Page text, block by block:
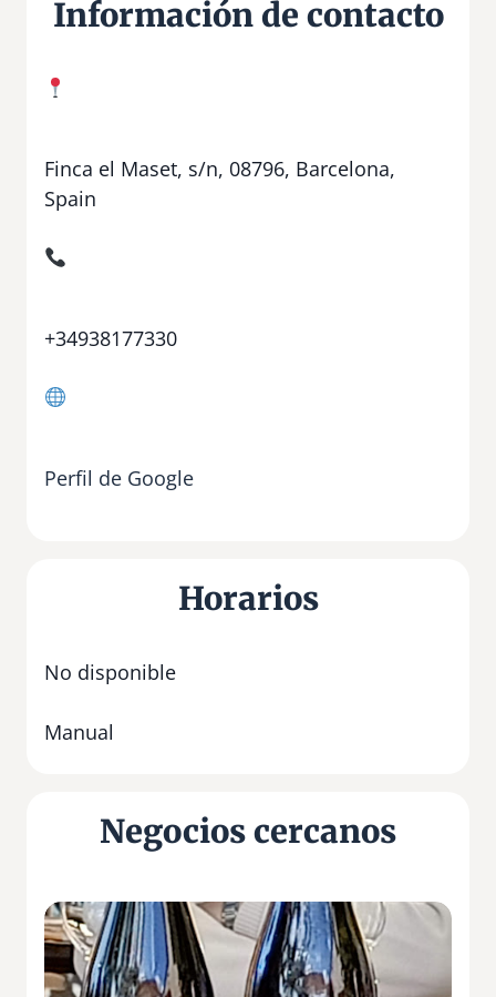
Información de contacto
Finca el Maset, s/n, 08796, Barcelona,
Spain
+34938177330
Perfil de Google
Horarios
No disponible
Manual
Negocios cercanos
M
A
S